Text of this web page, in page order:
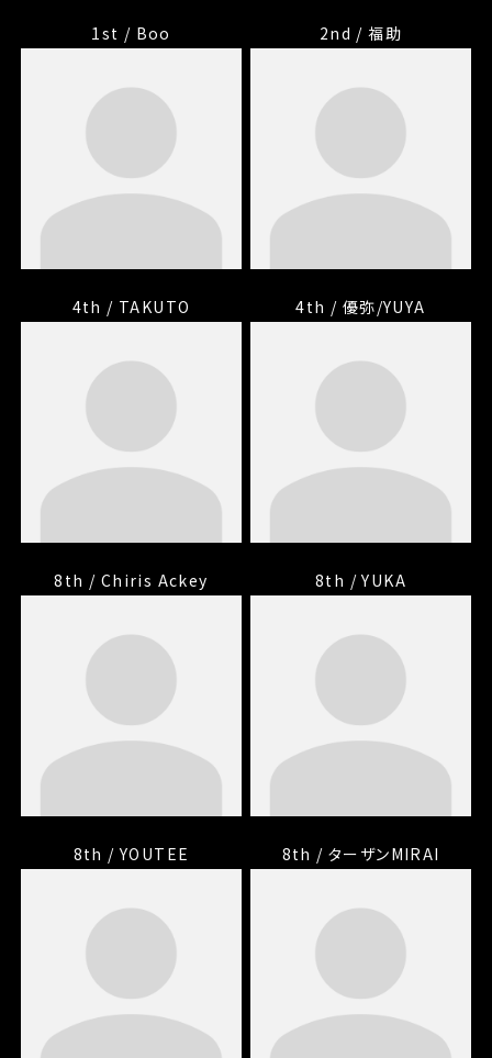
1st / Boo 2nd / 福助
4th / TAKUTO 4th / 優弥/YUYA
8th / Chiris Ackey 8th / YUKA
8th / YOUTEE 8th / ターザンMIRAI